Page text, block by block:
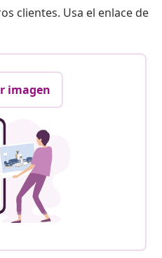
clientes. Usa el enlace de
imagen